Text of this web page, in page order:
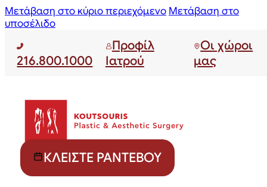
Μετάβαση στο κύριο περιεχόμενο Μετάβαση στο
υποσέλιδο
216.800.1000
Προφίλ
Ιατρού
Οι χώροι
μας
ΚΛΕΊΣΤΕ ΡΑΝΤΕΒΟΎ